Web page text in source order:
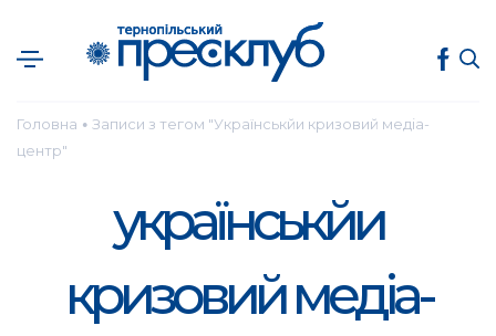
Головна ● Записи з тегом "Українськйи кризовий медіа-
центр"
українськйи
кризовий медіа-